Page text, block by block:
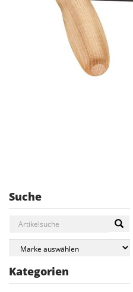
Suche
Kategorien